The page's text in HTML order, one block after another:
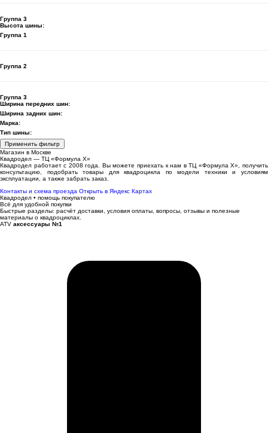
Группа 3
Высота шины:
Группа 1
Группа 2
Группа 3
Ширина передних шин:
Ширина задних шин:
Марка:
Тип шины:
Применить фильтр
Магазин в Москве
Квадродел — ТЦ «Формула Х»
Квадродел работает с 2008 года. Вы можете приехать к нам в ТЦ «Формула Х», получить
консультацию, подобрать товары для квадроцикла по модели техники и условиям
эксплуатации, а также забрать заказ.
Контакты и схема проезда Открыть в Яндекс Картах
Квадродел • помощь покупателю
Всё для удобной покупки
Быстрые разделы: расчёт доставки, условия оплаты, вопросы, отзывы и полезные
материалы о квадроциклах.
ATV аксессуары №1